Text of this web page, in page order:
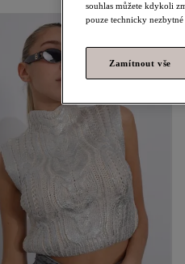
souhlas můžete kdykoli
pouze technicky
Zamítnout vše